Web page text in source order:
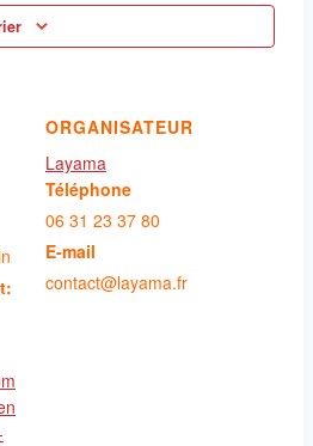
ORGANISATEUR
Layama
Téléphone
06 31 23 37 80
E-mail
contact@layama.fr